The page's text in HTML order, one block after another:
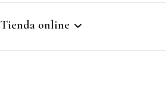
Tienda online